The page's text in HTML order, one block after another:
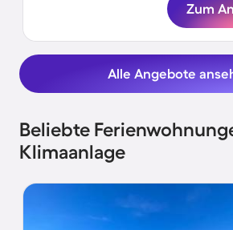
Zum
Alle Angebote
Beliebte
Klimaanlage